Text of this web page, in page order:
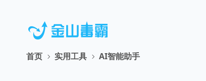
首页 实用工具 AI智能助手